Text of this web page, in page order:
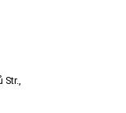
Str.,